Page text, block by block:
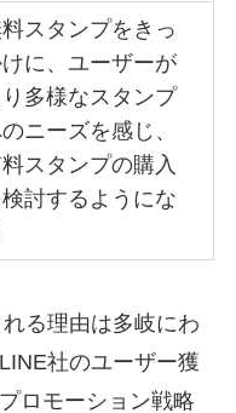
スタンプをきっ
に、ユーザーが
り多様なスタンプ
ニーズを感じ、
スタンプの購入
検討するようにな
る理由は多岐にわ
社のユーザー獲
ロモーション戦略